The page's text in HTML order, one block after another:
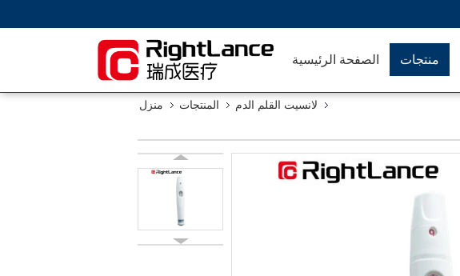
الصفحة الرئيسية منتجات
منزل المنتجات لانسيت القلم الدم